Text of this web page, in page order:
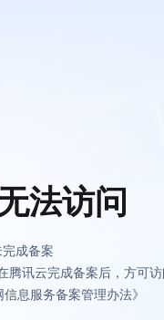
法访问
成备案
腾讯云完成备案后，方可
息服务备案管理办法》